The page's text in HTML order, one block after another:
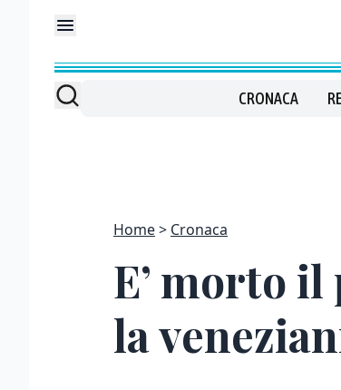
CRONACA
Home Cronaca
E’ morto
la